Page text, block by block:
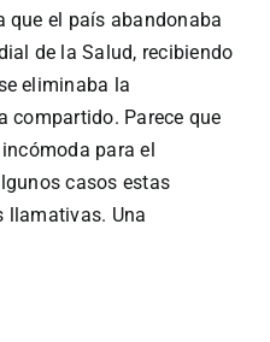
que el país abandonaba
de la Salud, recibiendo
eliminaba la
compartido. Parece que
para el
casos estas
llamativas. Una